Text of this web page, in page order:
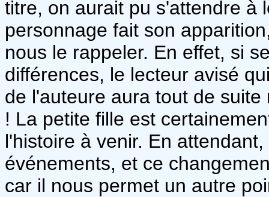
titre, on aurait pu s'attendre à
personnage fait son
nous le rappeler. En effet, si
différences, le lecteur avisé
de l'auteure aura tout de
! La petite fille est
l'histoire à venir. En
événements, et ce
car il nous permet un autre